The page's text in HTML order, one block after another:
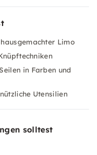
Limo
in Farben und
Utensilien
solltest